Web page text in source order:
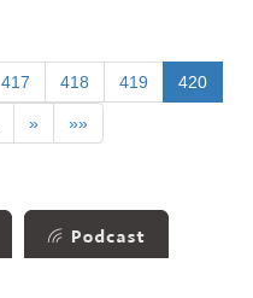
417 418 419 420
» »»